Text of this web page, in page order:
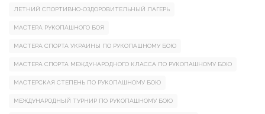
ЛЕТНИЙ СПОРТИВНО-ОЗДОРОВИТЕЛЬНЫЙ ЛАГЕРЬ
МАСТЕРА РУКОПАШНОГО БОЯ
МАСТЕРА СПОРТА УКРАИНЫ ПО РУКОПАШНОМУ БОЮ
МАСТЕРА СПОРТА МЕЖДУНАРОДНОГО КЛАССА ПО РУКОПАШНОМУ БОЮ
МАСТЕРСКАЯ СТЕПЕНЬ ПО РУКОПАШНОМУ БОЮ
МЕЖДУНАРОДНЫЙ ТУРНИР ПО РУКОПАШНОМУ БОЮ